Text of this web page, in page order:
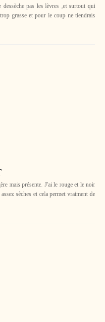
pas les lèvres ,et surtout qui
grasse et pour le coup ne tiendrais
mais présente. J'ai le rouge et le noir
sèches et cela permet vraiment de